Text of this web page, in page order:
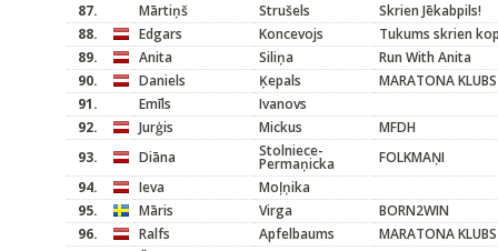
87.
Mārtiņš Strušels
Skrien Jēkabpils!
88.
Edgars Koncevojs
Tukums skrien
89.
Anita Siliņa
Run With Anita
90.
Daniels Ķepals
MARATONA KLUBS
91.
Emīls
Ivanovs
92.
Jurģis Mickus
MFDH
93.
Diāna Stolniece-
Permaņicka
FOLKMAŅI
94.
Ieva
Moļņika
95.
Māris Virga
BORN2WIN
96.
Ralfs Apfelbaums
MARATONA KLUBS